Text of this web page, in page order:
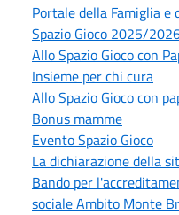
Portale della Famiglia e
Spazio Gioco 2025/
Allo Spazio Gioco con
Insieme per chi cura
Allo Spazio Gioco con
Bonus mamme
Evento Spazio Gioco
La dichiarazione della
Bando per
sociale Ambito Monte